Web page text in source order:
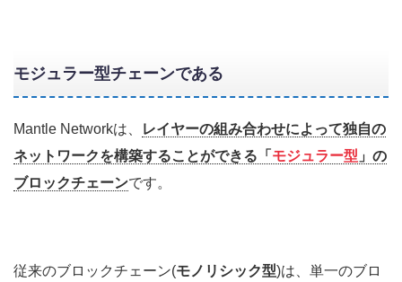
モジュラー型チェーンである
Mantle Networkは、
レイヤーの組み合わせによって独自の
ネットワークを構築することができる「 モジュラー型 」の
ブロックチェーンです。
従来のブロックチェーン(モノリシック型)は、単一のブロ